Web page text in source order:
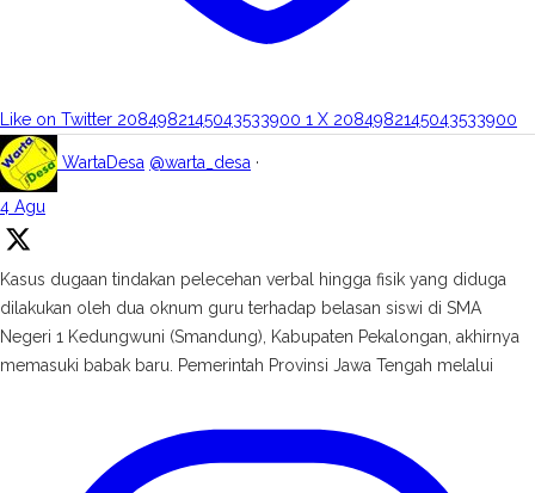
Like on Twitter 2084982145043533900 1 X 2084982145043533900
WartaDesa @warta_desa ·
4 Agu
Kasus dugaan tindakan pelecehan verbal hingga fisik yang diduga
dilakukan oleh dua oknum guru terhadap belasan siswi di SMA
Negeri 1 Kedungwuni (Smandung), Kabupaten Pekalongan, akhirnya
memasuki babak baru. Pemerintah Provinsi Jawa Tengah melalui